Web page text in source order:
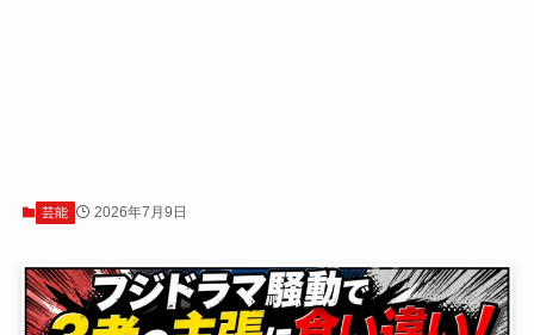
芸能 2026年7月9日